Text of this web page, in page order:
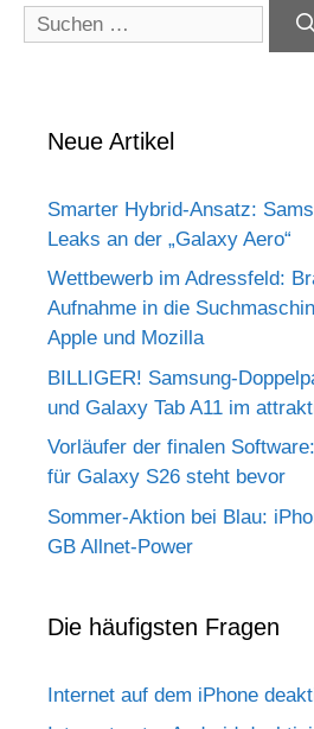
Suchen
nach:
Neue Artikel
Smarter Hybrid-Ansatz:
Leaks an der „Galaxy Aero“
Wettbewerb im Adressfeld:
Aufnahme in die
Apple und Mozilla
BILLIGER! Samsung-
und Galaxy Tab A11 im
Vorläufer der finalen
für Galaxy S26 steht bevor
Sommer-Aktion bei Blau:
GB Allnet-Power
Die häufigsten Fragen
Internet auf dem iPhone